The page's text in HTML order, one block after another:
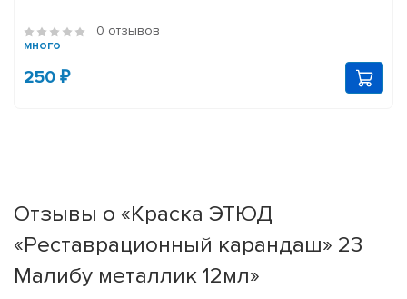
0 отзывов
много
250 ₽
Отзывы о «Краска ЭТЮД
«Реставрационный карандаш» 23
Малибу металлик 12мл»